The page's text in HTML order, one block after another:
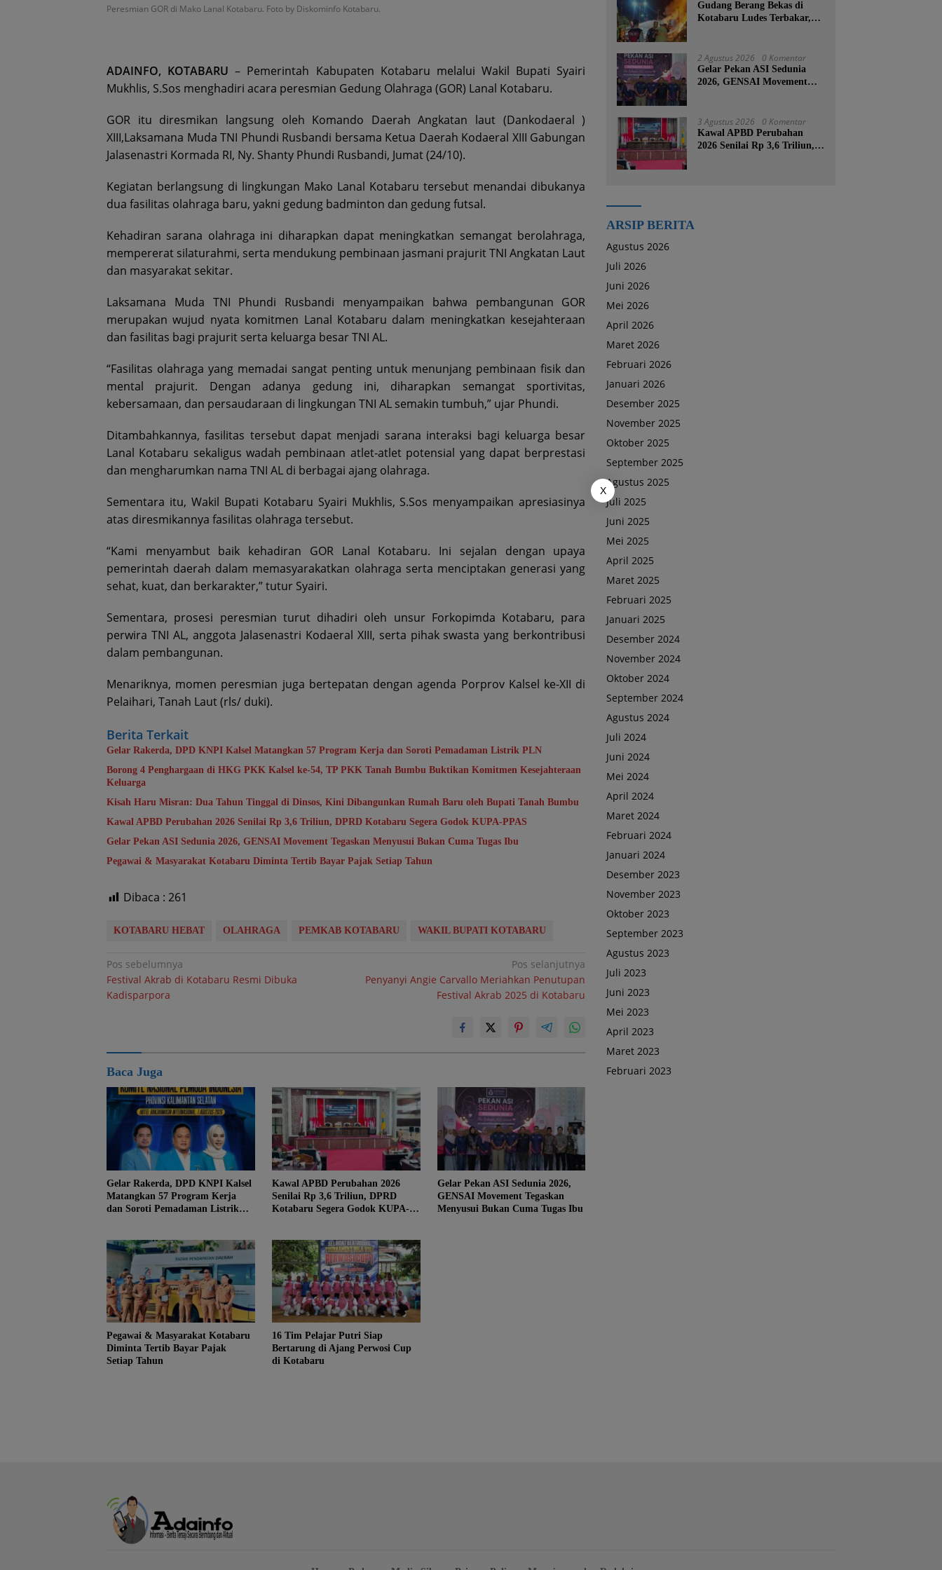
Peresmian GOR di Mako Lanal Kotabaru. Foto by Diskominfo Kotabaru.
ADAINFO, KOTABARU – Pemerintah Kabupaten Kotabaru melalui Wakil Bupati Syairi
Mukhlis, S.Sos menghadiri acara peresmian Gedung Olahraga (GOR) Lanal Kotabaru.
GOR itu diresmikan langsung oleh Komando Daerah Angkatan laut (Dankodaeral )
XIII,Laksamana Muda TNI Phundi Rusbandi bersama Ketua Daerah Kodaeral XIII Gabungan
Jalasenastri Kormada RI, Ny. Shanty Phundi Rusbandi, Jumat (24/10).
Kegiatan berlangsung di lingkungan Mako Lanal Kotabaru tersebut menandai dibukanya
dua fasilitas olahraga baru, yakni gedung badminton dan gedung futsal.
Kehadiran sarana olahraga ini diharapkan dapat meningkatkan semangat berolahraga,
mempererat silaturahmi, serta mendukung pembinaan jasmani prajurit TNI Angkatan Laut
dan masyarakat sekitar.
Laksamana Muda TNI Phundi Rusbandi menyampaikan bahwa pembangunan GOR
merupakan wujud nyata komitmen Lanal Kotabaru dalam meningkatkan kesejahteraan
dan fasilitas bagi prajurit serta keluarga besar TNI AL.
“Fasilitas olahraga yang memadai sangat penting untuk menunjang pembinaan fisik dan
mental prajurit. Dengan adanya gedung ini, diharapkan semangat sportivitas,
kebersamaan, dan persaudaraan di lingkungan TNI AL semakin tumbuh,” ujar Phundi.
Ditambahkannya, fasilitas tersebut dapat menjadi sarana interaksi bagi keluarga besar
Lanal Kotabaru sekaligus wadah pembinaan atlet-atlet potensial yang dapat berprestasi
dan mengharumkan nama TNI AL di berbagai ajang olahraga.
Sementara itu, Wakil Bupati Kotabaru Syairi Mukhlis, S.Sos menyampaikan apresiasinya
atas diresmikannya fasilitas olahraga tersebut.
“Kami menyambut baik kehadiran GOR Lanal Kotabaru. Ini sejalan dengan upaya
pemerintah daerah dalam memasyarakatkan olahraga serta menciptakan generasi yang
sehat, kuat, dan berkarakter,” tutur Syairi.
Sementara, prosesi peresmian turut dihadiri oleh unsur Forkopimda Kotabaru, para
perwira TNI AL, anggota Jalasenastri Kodaeral XIII, serta pihak swasta yang berkontribusi
dalam pembangunan.
Menariknya, momen peresmian juga bertepatan dengan agenda Porprov Kalsel ke-XII di
Pelaihari, Tanah Laut (rls/ duki).
Berita Terkait
Gelar Rakerda, DPD KNPI Kalsel Matangkan 57 Program Kerja dan Soroti Pemadaman Listrik PLN
Borong 4 Penghargaan di HKG PKK Kalsel ke-54, TP PKK Tanah Bumbu Buktikan Komitmen Kesejahteraan
Keluarga
Kisah Haru Misran: Dua Tahun Tinggal di Dinsos, Kini Dibangunkan Rumah Baru oleh Bupati Tanah Bumbu
Kawal APBD Perubahan 2026 Senilai Rp 3,6 Triliun, DPRD Kotabaru Segera Godok KUPA-PPAS
Gelar Pekan ASI Sedunia 2026, GENSAI Movement Tegaskan Menyusui Bukan Cuma Tugas Ibu
Pegawai & Masyarakat Kotabaru Diminta Tertib Bayar Pajak Setiap Tahun
Dibaca : 261
KOTABARU HEBAT OLAHRAGA PEMKAB KOTABARU WAKIL BUPATI KOTABARU
Navigasi
pos
Pos sebelumnya
Festival Akrab di Kotabaru Resmi Dibuka
Kadisparpora
Pos selanjutnya
Penyanyi Angie Carvallo Meriahkan Penutupan
Festival Akrab 2025 di Kotabaru
Baca Juga
Gelar Rakerda, DPD KNPI Kalsel
Matangkan 57 Program Kerja
dan Soroti Pemadaman Listrik
Kawal APBD Perubahan 2026
Senilai Rp 3,6 Triliun, DPRD
Kotabaru Segera Godok KUPA-
Gelar Pekan ASI Sedunia 2026,
GENSAI Movement Tegaskan
Menyusui Bukan Cuma Tugas Ibu
Pegawai & Masyarakat Kotabaru
Diminta Tertib Bayar Pajak
Setiap Tahun
16 Tim Pelajar Putri Siap
Bertarung di Ajang Perwosi Cup
di Kotabaru
Gudang Berang Bekas di
Kotabaru Ludes Terbakar,
2 Agustus 2026 0 Komentar
Gelar Pekan ASI Sedunia
2026, GENSAI Movement
3 Agustus 2026 0 Komentar
Kawal APBD Perubahan
2026 Senilai Rp 3,6 Triliun,
ARSIP BERITA
Agustus 2026
Juli 2026
Juni 2026
Mei 2026
April 2026
Maret 2026
Februari 2026
Januari 2026
Desember 2025
November 2025
Oktober 2025
September 2025
Agustus 2025
Juli 2025
Juni 2025
Mei 2025
April 2025
Maret 2025
Februari 2025
Januari 2025
Desember 2024
November 2024
Oktober 2024
September 2024
Agustus 2024
Juli 2024
Juni 2024
Mei 2024
April 2024
Maret 2024
Februari 2024
Januari 2024
Desember 2023
November 2023
Oktober 2023
September 2023
Agustus 2023
Juli 2023
Juni 2023
Mei 2023
April 2023
Maret 2023
Februari 2023
X